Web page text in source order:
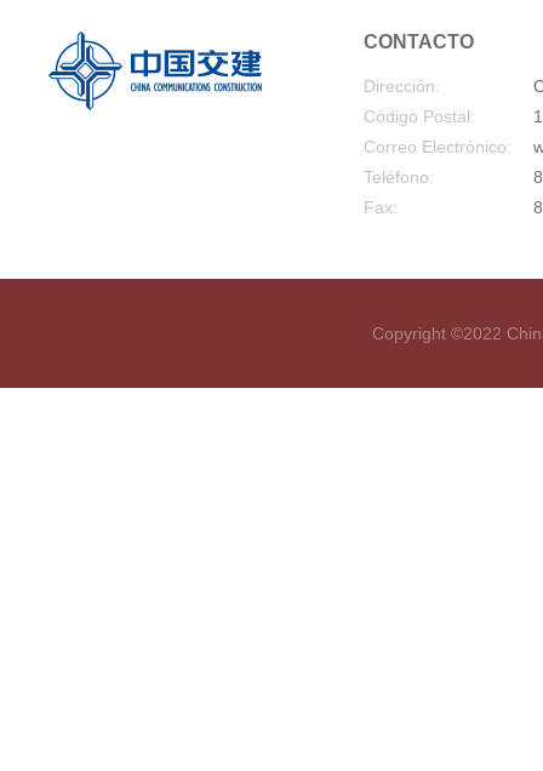
CONTACTO
Dirección:
Código Postal:
Correo Electrónico:
Teléfono:
Fax:
Copyright ©2022